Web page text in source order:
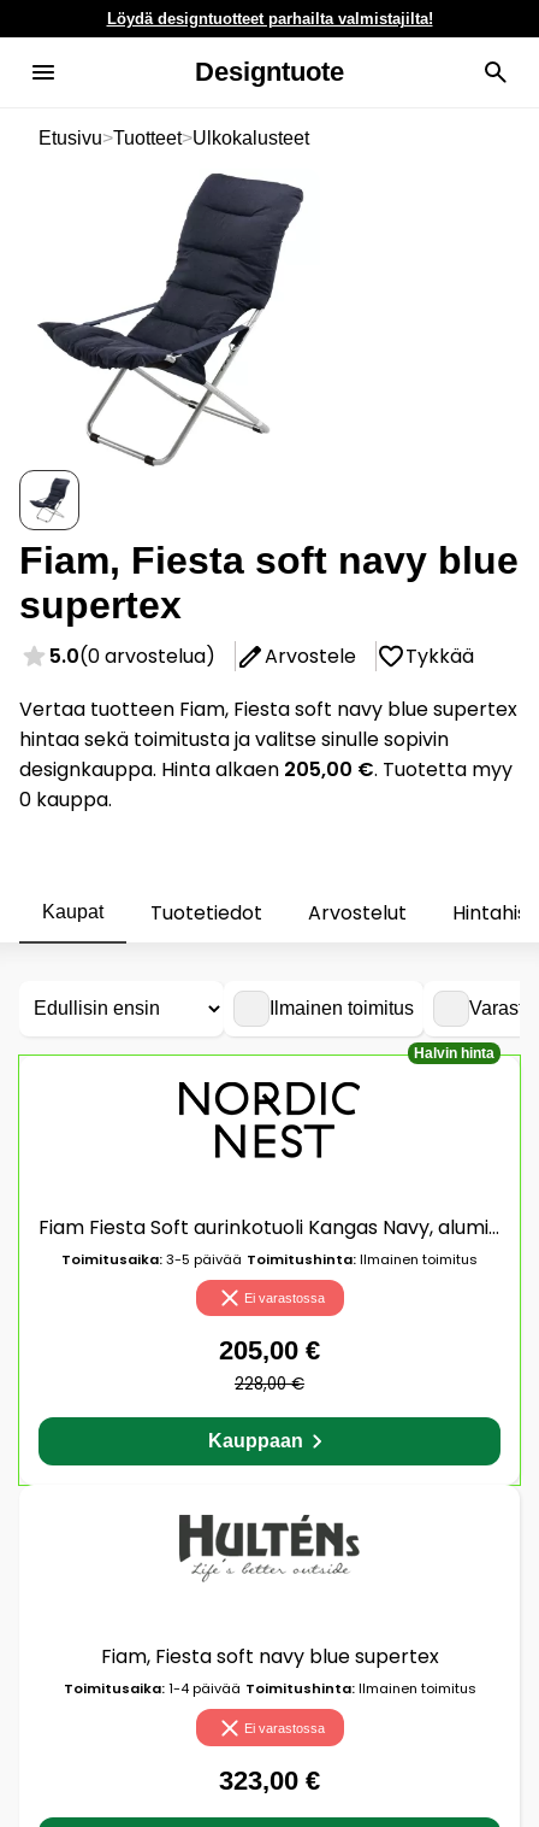
Löydä designtuotteet parhailta valmistajilta!
Designtuote
Etusivu>Tuotteet>Ulkokalusteet
Fiam, Fiesta soft navy blue
supertex
5.0(0 arvostelua) Arvostele
Tykkää
Vertaa tuotteen Fiam, Fiesta soft navy blue supertex
hintaa sekä toimitusta ja valitse sinulle sopivin
designkauppa. Hinta alkaen 205,00 €. Tuotetta myy
0 kauppa.
Kaupat Tuotetiedot Arvostelut
Ilmainen toimitus
Halvin hinta
Fiam Fiesta Soft aurinkotuoli Kangas Navy, alumiinijalusta
Toimitusaika:3-5 päivää Toimitushinta:Ilmainen toimitus
Ei varastossa
205,00 €
228,00 €
Kauppaan
Fiam, Fiesta soft navy blue supertex
Toimitusaika:1-4 päivää Toimitushinta:Ilmainen toimitus
Ei varastossa
323,00 €